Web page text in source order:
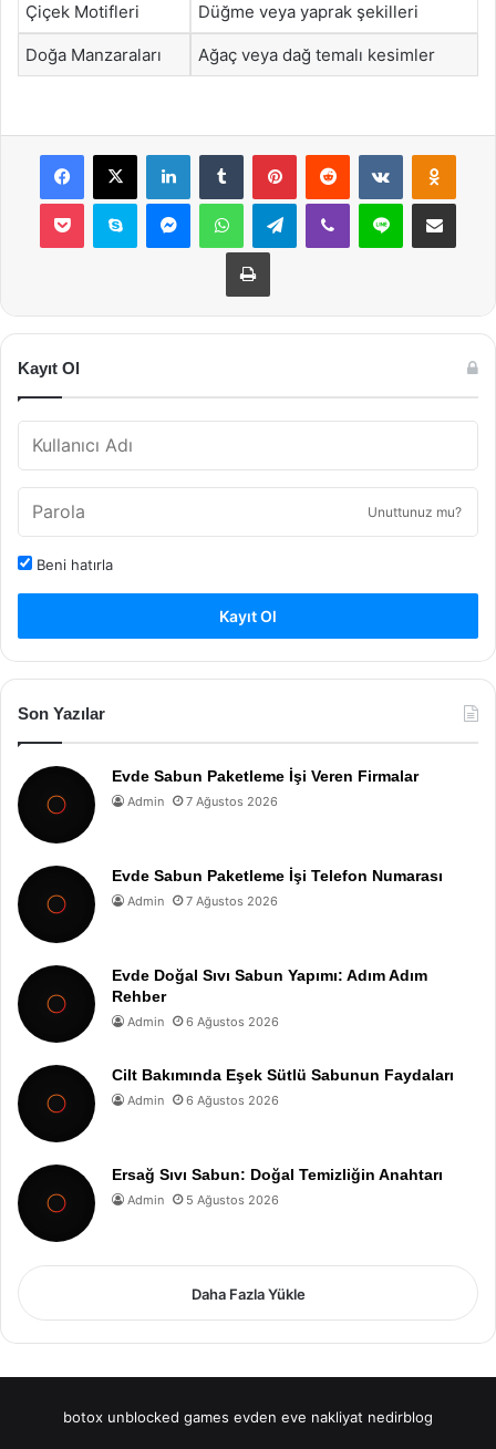
Çiçek Motifleri Düğme veya yaprak şekilleri
Doğa Manzaraları Ağaç veya dağ temalı kesimler
Facebook
X LinkedInTumblr PinterestReddit VKontakte
Pocket Skype MessengerWhatsAppTelegramViber Line E-Posta ile
Yazdır
Kayıt Ol
Unuttunuz mu?
Beni hatırla
Kayıt Ol
Son Yazılar
Evde Sabun Paketleme İşi Veren Firmalar
Admin 7 Ağustos 2026
Evde Sabun Paketleme İşi Telefon Numarası
Admin 7 Ağustos 2026
Evde Doğal Sıvı Sabun Yapımı: Adım Adım
Rehber
Admin 6 Ağustos 2026
Cilt Bakımında Eşek Sütlü Sabunun Faydaları
Admin 6 Ağustos 2026
Ersağ Sıvı Sabun: Doğal Temizliğin Anahtarı
Admin 5 Ağustos 2026
Daha Fazla Yükle
botox unblocked games evden eve nakliyat nedirblog